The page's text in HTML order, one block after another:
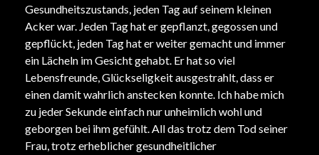
Gesundheitszustands, jeden Tag auf seinem kleinen
Acker war. Jeden Tag hat er gepflanzt, gegossen und
gepflückt, jeden Tag hat er weiter gemacht und immer
ein Lächeln im Gesicht gehabt. Er hat so viel
Lebensfreunde, Glückseligkeit ausgestrahlt, dass er
einen damit wahrlich anstecken konnte. Ich habe mich
zu jeder Sekunde einfach nur unheimlich wohl und
geborgen bei ihm gefühlt. All das trotz dem Tod seiner
Frau, trotz erheblicher gesundheitlicher